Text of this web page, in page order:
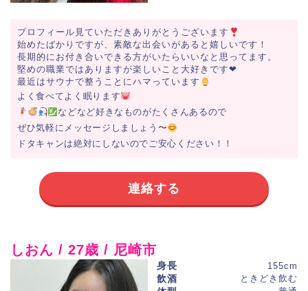
プロフィール見ていただきありがとうございます
始めたばかりですが、素敵な出会いがあると嬉しいです！
長期的にお付き合いできる方がいたらいいなと思ってます。
堅めの職業ではありますが楽しいこと大好きです❤︎
最近はサウナで整うことにハマっています
よく食べてよく眠ります
などなど好きなものがたくさんあるので
ぜひ気軽にメッセージしましょう〜
ドタキャンは絶対にしないのでご安心ください！！
連絡する
しおん / 27歳 / 尼崎市
身長 155cm
飲酒 ときどき飲む